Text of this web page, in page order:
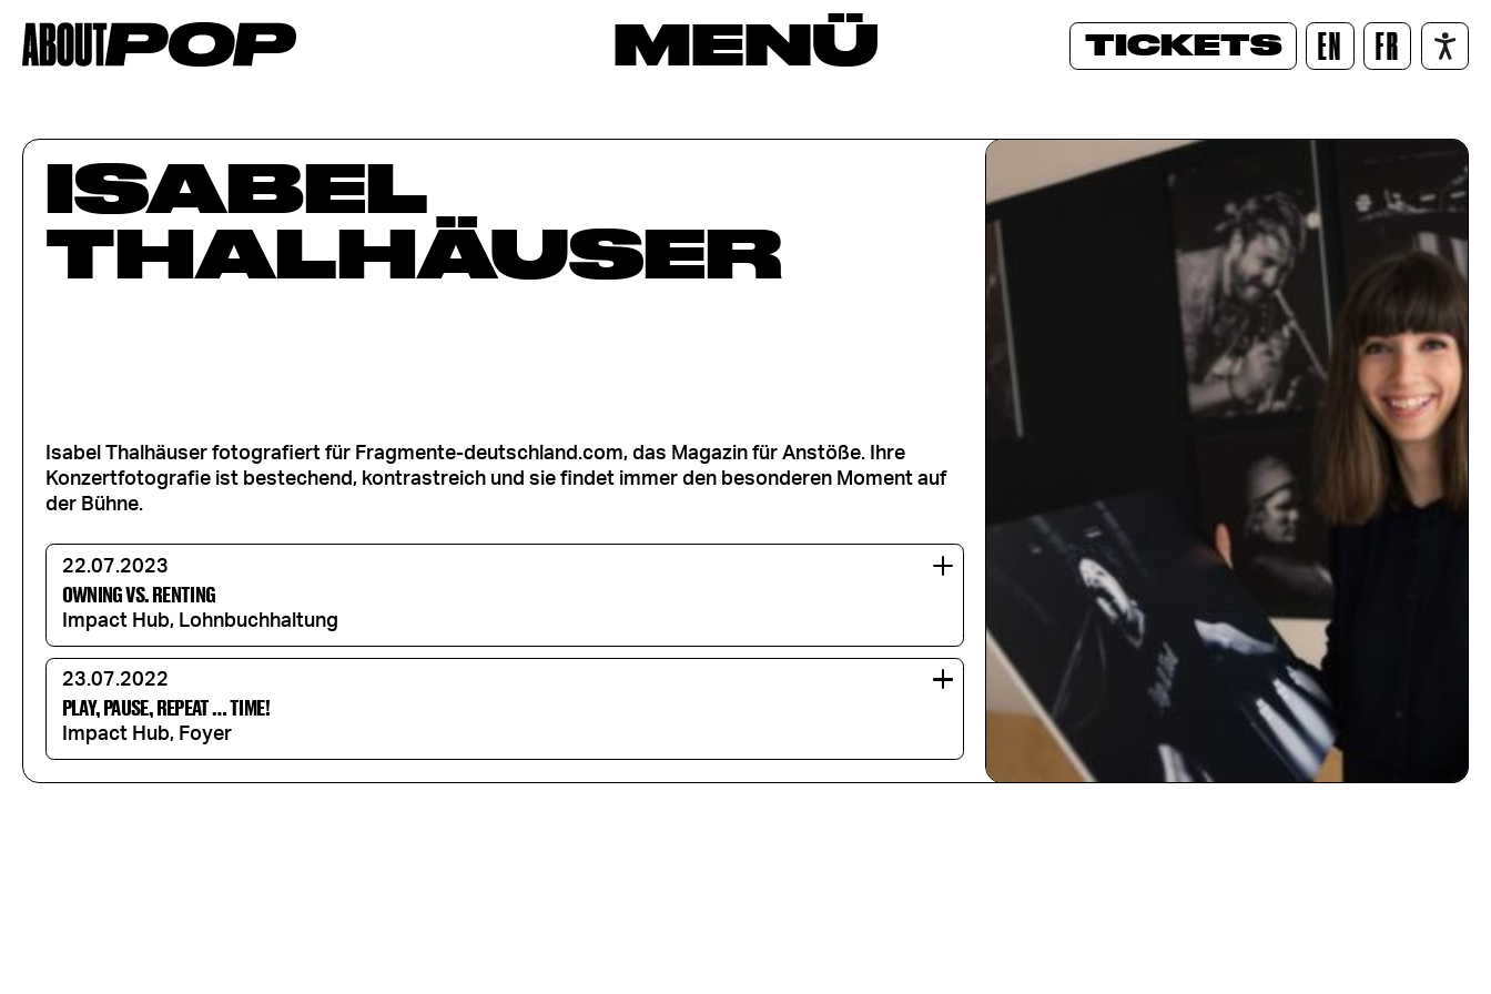
MENÜ TICKETS EN FR
ISABEL
THALHÄUSER
Isabel Thalhäuser fotografiert für Fragmente-deutschland.com, das Magazin für Anstöße. Ihre
Konzertfotografie ist bestechend, kontrastreich und sie findet immer den besonderen Moment auf
der Bühne.
22.07.2023
OWNING VS. RENTING
Impact Hub, Lohnbuchhaltung
23.07.2022
PLAY, PAUSE, REPEAT … TIME!
Impact Hub, Foyer